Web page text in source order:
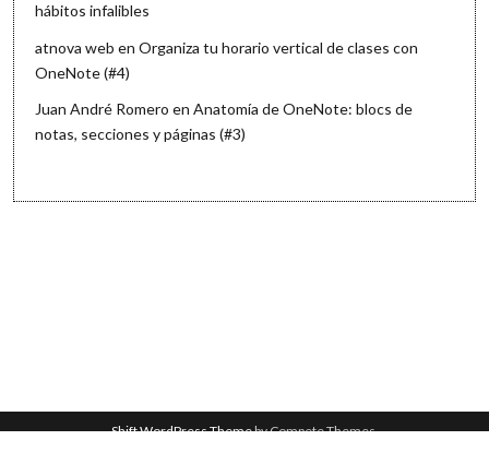
hábitos infalibles
atnova web enOrganiza tu horario vertical de clases con
OneNote (#4)
Juan André Romero enAnatomía de OneNote: blocs de
notas, secciones y páginas (#3)
Shift WordPress Themeby Compete Themes.